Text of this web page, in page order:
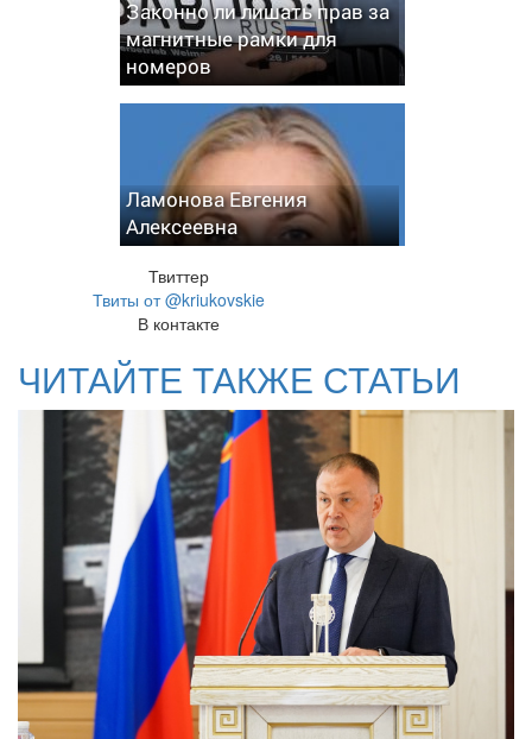
Законно ли лишать прав за
магнитные рамки для
номеров
Ламонова Евгения
Алексеевна
Твиттер
Твиты от @kriukovskie
В контакте
ЧИТАЙТЕ ТАКЖЕ СТАТЬИ